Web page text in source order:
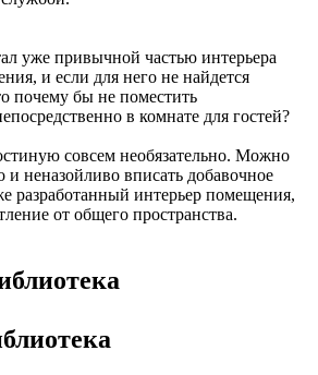
уже привычной частью интерьера
и если для него не найдется
почему бы не поместить
в комнате для гостей?
совсем необязательно. Можно
и неназойливо вписать добавочное
разработанный интерьер помещения,
от общего пространства.